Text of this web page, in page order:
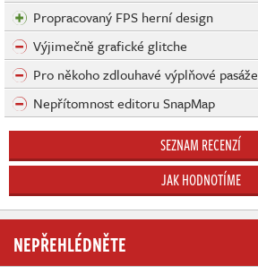
Propracovaný FPS herní design
Výjimečně grafické glitche
Pro někoho zdlouhavé výplňové pasáže
Nepřítomnost editoru SnapMap
SEZNAM RECENZÍ
JAK HODNOTÍME
NEPŘEHLÉDNĚTE